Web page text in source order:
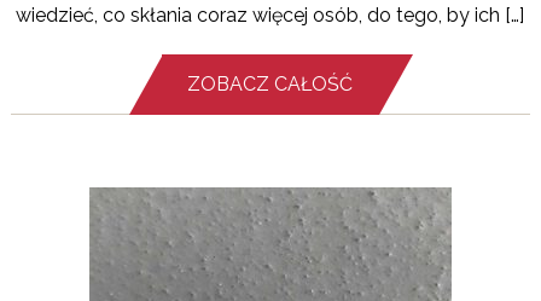
wiedzieć, co skłania coraz więcej osób, do tego, by ich […]
ZOBACZ CAŁOŚĆ